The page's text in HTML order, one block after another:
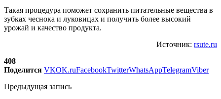
Такая процедура поможет сохранить питательные вещества в
зубках чеснока и луковицах и получить более высокий
урожай и качество продукта.
Источник: rsute.ru
408
Поделится VKOK.ruFacebookTwitterWhatsAppTelegramViber
Предыдущая запись